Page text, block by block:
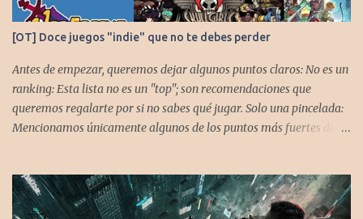
[OT] Doce juegos "indie" que no te debes perder
Antes de empezar, queremos dejar algunos puntos claros: No es un
ranking: Esta lista no es un "top"; son recomendaciones que
queremos regalarte por si no sabes qué jugar. Solo una pincelada:
Mencionamos únicamente algunos de los puntos más fuertes de
asegurar que, al menos uno, se adapte a tus gustos. Si te gusta este
tipo de contenido, háznoslo saber para crear nuevas entradas con